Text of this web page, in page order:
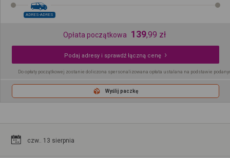
ADRES-ADRES
Opłata początkowa 139,99 zł
Podaj adresy i sprawdź łączną cenę
Do opłaty początkowej zostanie doliczona spersonalizowana opłata ustalana na podstawie
Wyślij paczkę
czw.. 13 sierpnia